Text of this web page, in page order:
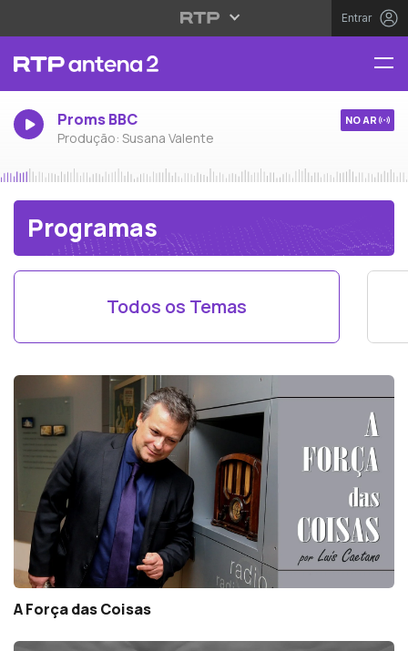
Entrar
Proms BBC
Produção: Susana Valente
NO AR
Programas
Todos os Temas
A Força das Coisas